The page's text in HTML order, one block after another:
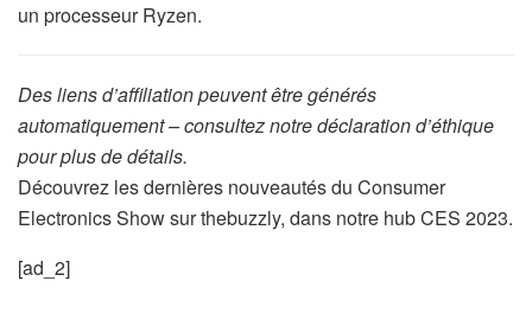
un processeur Ryzen.
Des liens d’affiliation peuvent être générés
automatiquement – consultez notre déclaration d’éthique
pour plus de détails.
Découvrez les dernières nouveautés du Consumer
Electronics Show sur thebuzzly, dans notre hub CES 2023.
[ad_2]